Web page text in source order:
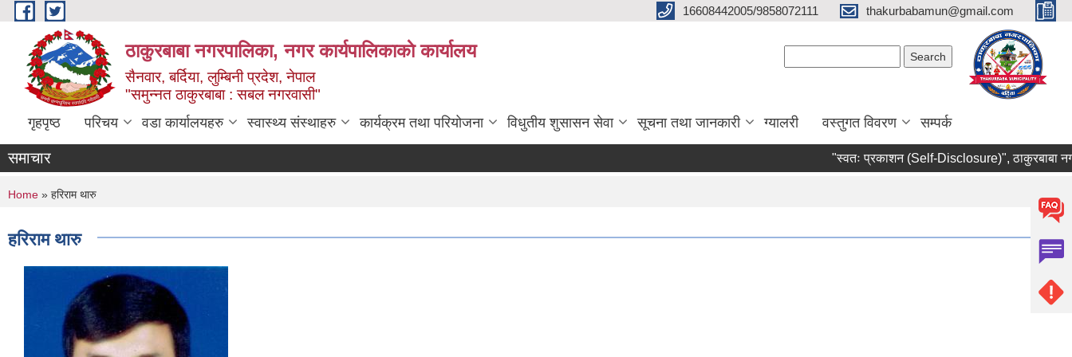
Skip to main content 16608442005/9858072111 thakurbabamun@gmail.com
ठाकुरबाबा नगरपालिका, नगर कार्यपालिकाकाे कार्यालय
सैनवार, बर्दिया, लुम्बिनी प्रदेश, नेपाल
"समुन्‍नत ठाकुरबाबा : सबल नगरवासी"
गृहपृष्ठ परिचय वडा कार्यालयहरु स्वास्थ्य संस्थाहरु कार्यक्रम तथा परियोजना विधुतीय शुसासन सेवा सूचना तथा जानकारी ग्यालरी वस्तुगत विवरण सम्पर्क
समाचार "स्वतः प्रकाशन (Self-Disclosure)", ठाकुरबाबा
You are here
Home » हरिराम थारु
हरिराम थारु